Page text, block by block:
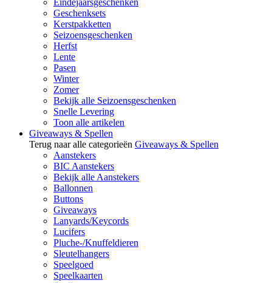
Eindejaarsgeschenken
Geschenksets
Kerstpakketten
Seizoensgeschenken
Herfst
Lente
Pasen
Winter
Zomer
Bekijk alle Seizoensgeschenken
Snelle Levering
Toon alle artikelen
Giveaways & Spellen
Terug naar alle categorieën Giveaways & Spellen
Aanstekers
BIC Aanstekers
Bekijk alle Aanstekers
Ballonnen
Buttons
Giveaways
Lanyards/Keycords
Lucifers
Pluche-/Knuffeldieren
Sleutelhangers
Speelgoed
Speelkaarten